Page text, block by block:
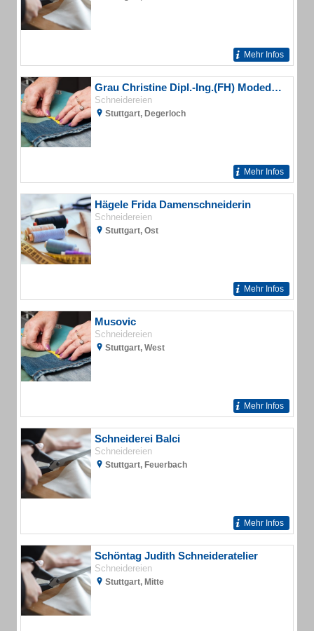
Mehr Infos
Grau Christine Dipl.-Ing.(FH) Modedesign
Schneidereien
Stuttgart, Degerloch
Mehr Infos
Hägele Frida Damenschneiderin
Schneidereien
Stuttgart, Ost
Mehr Infos
Musovic
Schneidereien
Stuttgart, West
Mehr Infos
Schneiderei Balci
Schneidereien
Stuttgart, Feuerbach
Mehr Infos
Schöntag Judith Schneideratelier
Schneidereien
Stuttgart, Mitte